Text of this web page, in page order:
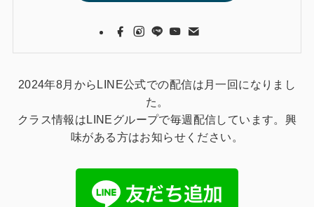
2024年8月からLINE公式での配信は月一回になりまし
た。
クラス情報はLINEグループで毎週配信しています。興
味がある方はお知らせください。